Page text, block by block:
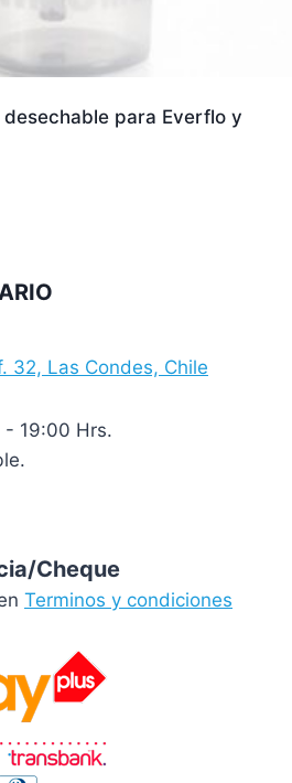
para Everflo y
32, Las Condes, Chile
- 19:00 Hrs.
Cheque
Terminos y condiciones